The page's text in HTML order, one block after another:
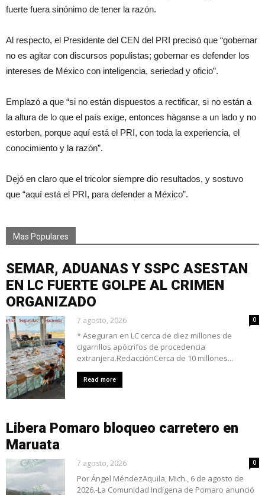
fuerte fuera sinónimo de tener la razón.
Al respecto, el Presidente del CEN del PRI precisó que “gobernar
no es agitar con discursos populistas; gobernar es defender los
intereses de México con inteligencia, seriedad y oficio”.
Emplazó a que “si no están dispuestos a rectificar, si no están a
la altura de lo que el país exige, entonces háganse a un lado y no
estorben, porque aquí está el PRI, con toda la experiencia, el
conocimiento y la razón”.
Dejó en claro que el tricolor siempre dio resultados, y sostuvo
que “aquí está el PRI, para defender a México”.
Mas Populares
SEMAR, ADUANAS Y SSPC ASESTAN
EN LC FUERTE GOLPE AL CRIMEN
ORGANIZADO
7 agosto, 2026 0
* Aseguran en LC cerca de diez millones de
cigarrillos apócrifos de procedencia
extranjera.RedacciónCerca de 10 millones...
Read more
Libera Pomaro bloqueo carretero en
Maruata
7 agosto, 2026 0
Por Ángel MéndezAquila, Mich., 6 de agosto de
2026.-La Comunidad Indígena de Pomaro anunció